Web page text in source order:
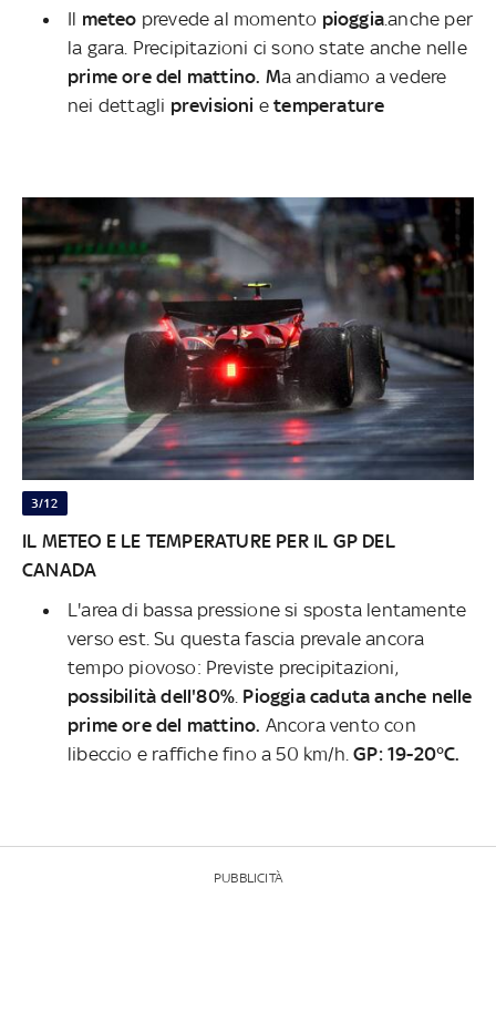
Il meteo prevede al momento pioggia.anche per
la gara. Precipitazioni ci sono state anche nelle
prime ore del mattino. Ma andiamo a vedere
nei dettagli previsioni etemperature
3/12
IL METEO E LE TEMPERATURE PER IL GP DEL
CANADA
L'area di bassa pressione si sposta lentamente
verso est. Su questa fascia prevale ancora
tempo piovoso: Previste precipitazioni,
possibilità dell'80% Pioggia caduta anche nelle
prime ore del mattino. Ancora vento con
libeccio e raffiche fino a 50 km/h.GP: 19-20°C.
PUBBLICITÀ